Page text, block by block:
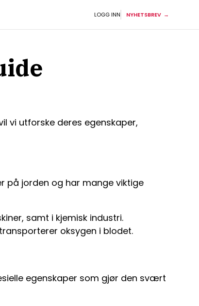
LOGG INN NYHETSBREV
vi utforske deres egenskaper,
på jorden og har mange viktige
samt i kjemisk industri.
oksygen i blodet.
egenskaper som gjør den svært